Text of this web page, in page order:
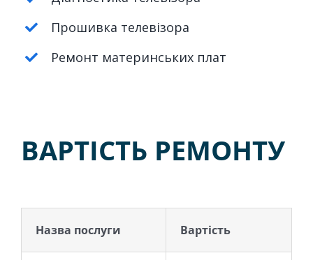
Прошивка телевізора
Ремонт материнських плат
ВАРТІСТЬ РЕМОНТУ
Назва послуги Вартість